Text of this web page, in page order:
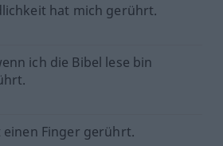
hat mich gerührt.
ich die Bibel lese bin
einen Finger gerührt.